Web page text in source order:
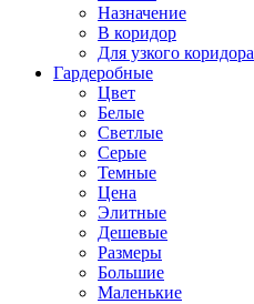
Назначение
В коридор
Для узкого коридора
Гардеробные
Цвет
Белые
Светлые
Серые
Темные
Цена
Элитные
Дешевые
Размеры
Большие
Маленькие